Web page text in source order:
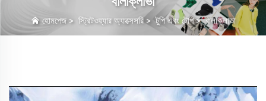
হোমপেজ> স্ট্রিটওয়্যার অ্যাক্সেসরি>টুপি এবং টোপ>বালাক্লাভা